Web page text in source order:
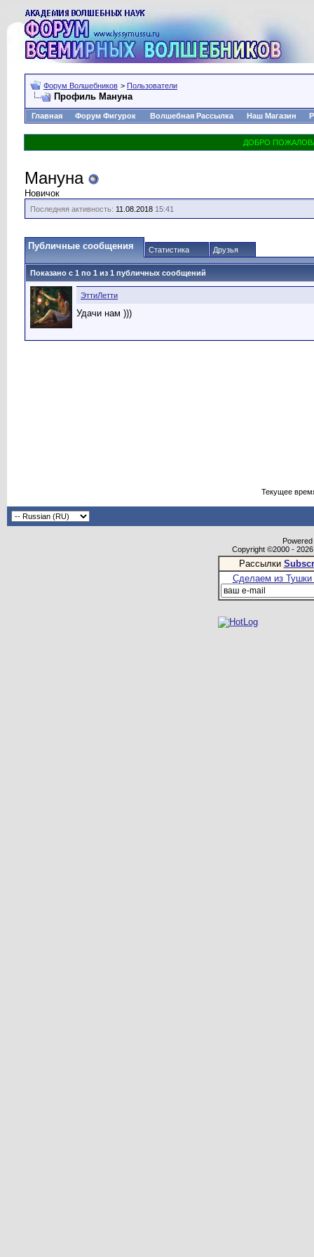
Форум Волшебников > Пользователи
Профиль Мануна
Главная Форум Фигурок Волшебная Рассылка Наш Магазин
Мануна
Новичок
Последняя активность: 11.08.2018 15:41
Публичные сообщения Статистика Друзья
Показано с 1 по 1 из 1 публичных сообщений
ЭттиЛетти
Удачи нам )))
Текущее
Copyright ©2000 -
Рассылки
Сделаем из Тушки